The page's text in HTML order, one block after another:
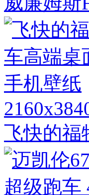
飞快的福